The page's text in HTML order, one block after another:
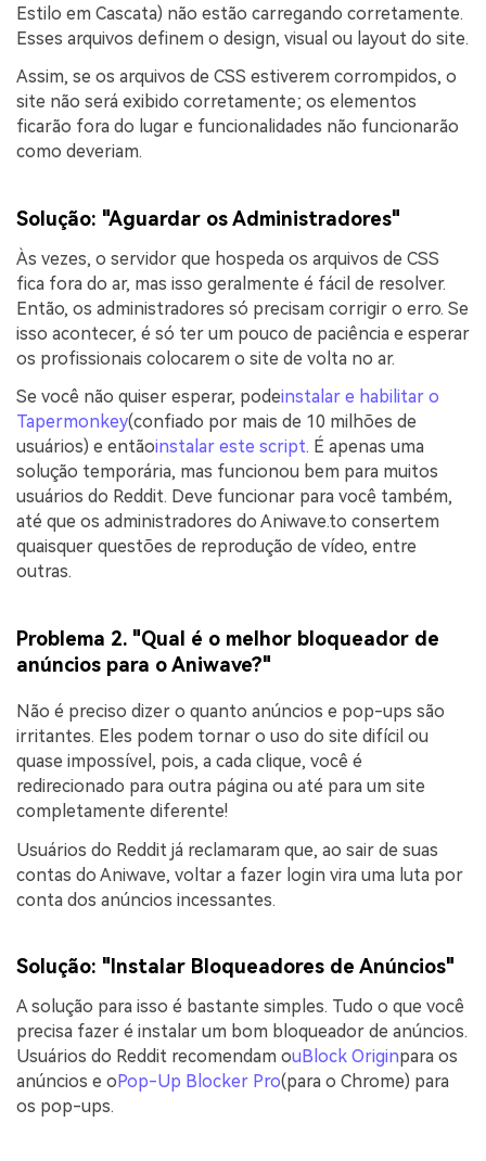
Estilo em Cascata) não estão carregando corretamente.
Esses arquivos definem o design, visual ou layout do site.
Assim, se os arquivos de CSS estiverem corrompidos, o
site não será exibido corretamente; os elementos
ficarão fora do lugar e funcionalidades não funcionarão
como deveriam.
Solução: "Aguardar os Administradores"
Às vezes, o servidor que hospeda os arquivos de CSS
fica fora do ar, mas isso geralmente é fácil de resolver.
Então, os administradores só precisam corrigir o erro. Se
isso acontecer, é só ter um pouco de paciência e esperar
os profissionais colocarem o site de volta no ar.
Se você não quiser esperar, podeinstalar e habilitar o
Tapermonkey(confiado por mais de 10 milhões de
usuários) e entãoinstalar este script. É apenas uma
solução temporária, mas funcionou bem para muitos
usuários do Reddit. Deve funcionar para você também,
até que os administradores do Aniwave.to consertem
quaisquer questões de reprodução de vídeo, entre
outras.
Problema 2. "Qual é o melhor bloqueador de
anúncios para o Aniwave?"
Não é preciso dizer o quanto anúncios e pop-ups são
irritantes. Eles podem tornar o uso do site difícil ou
quase impossível, pois, a cada clique, você é
redirecionado para outra página ou até para um site
completamente diferente!
Usuários do Reddit já reclamaram que, ao sair de suas
contas do Aniwave, voltar a fazer login vira uma luta por
conta dos anúncios incessantes.
Solução: "Instalar Bloqueadores de Anúncios"
A solução para isso é bastante simples. Tudo o que você
precisa fazer é instalar um bom bloqueador de anúncios.
Usuários do Reddit recomendam ouBlock Originpara os
anúncios e oPop-Up Blocker Pro(para o Chrome) para
os pop-ups.